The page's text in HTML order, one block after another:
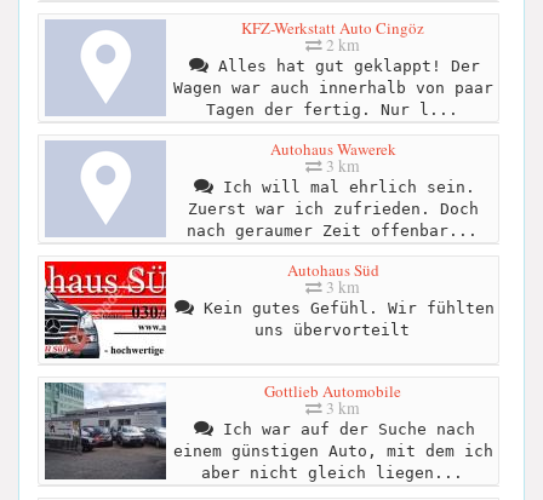
KFZ-Werkstatt Auto Cingöz
2 km
Alles hat gut geklappt! Der
Wagen war auch innerhalb von paar
Tagen der fertig. Nur l...
Autohaus Wawerek
3 km
Ich will mal ehrlich sein.
Zuerst war ich zufrieden. Doch
nach geraumer Zeit offenbar...
Autohaus Süd
3 km
Kein gutes Gefühl. Wir fühlten
uns übervorteilt
Gottlieb Automobile
3 km
Ich war auf der Suche nach
einem günstigen Auto, mit dem ich
aber nicht gleich liegen...